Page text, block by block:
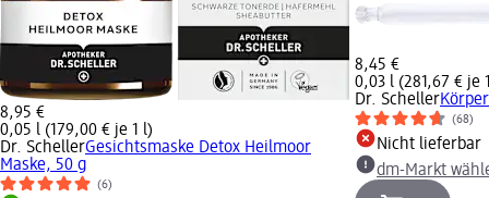
8,95 €
0,05 l (179,00 € je 1 l)
Dr. SchellerGesichtsmaske Detox Heilmoor
Maske, 50 g
(6)
8,45 €
0,03 l (281,67 € je
Dr. Scheller
(68)
Nicht lieferbar
dm-Markt